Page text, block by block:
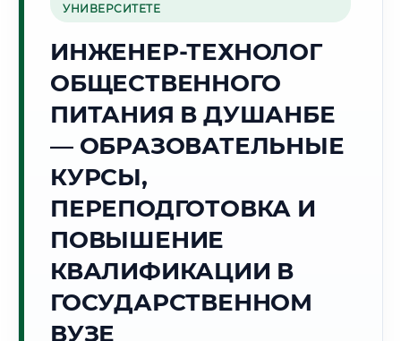
🏔️
Г. ДУШАНБЕ
12:05:56
Погода в г. Душанбе: ☀️ +25°C ,Ясно
🌅 Восход:
📍 Региональная справка
УНИВЕРСИТЕТЕ
ИНЖЕНЕР-ТЕХНОЛОГ
ОБЩЕСТВЕННОГО
ПИТАНИЯ В ДУШАНБЕ
— ОБРАЗОВАТЕЛЬНЫЕ
КУРСЫ,
ПЕРЕПОДГОТОВКА И
ПОВЫШЕНИЕ
КВАЛИФИКАЦИИ В
ГОСУДАРСТВЕННОМ
ВУЗЕ